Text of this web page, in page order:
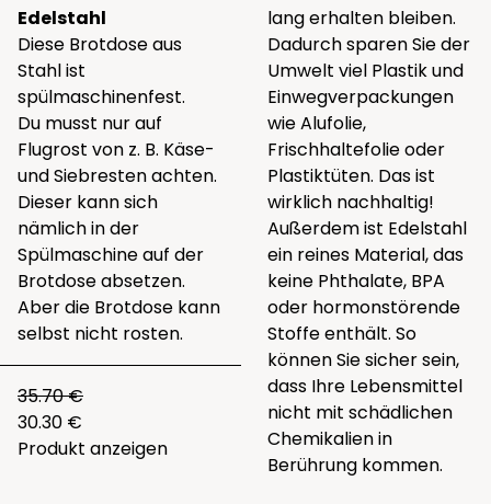
Edelstahl
Diese Brotdose aus
Stahl ist
spülmaschinenfest.
Du musst nur auf
Flugrost von z. B. Käse-
und Siebresten achten.
Dieser kann sich
nämlich in der
Spülmaschine auf der
Brotdose absetzen.
Aber die Brotdose kann
selbst nicht rosten.
35.70 €
30.30 €
Produkt anzeigen
lang erhalten bleiben.
Dadurch sparen Sie der
Umwelt viel Plastik und
Einwegverpackungen
wie Alufolie,
Frischhaltefolie oder
Plastiktüten. Das ist
wirklich nachhaltig!
Außerdem ist Edelstahl
ein reines Material, das
keine Phthalate, BPA
oder hormonstörende
Stoffe enthält. So
können Sie sicher sein,
dass Ihre Lebensmittel
nicht mit schädlichen
Chemikalien in
Berührung kommen.